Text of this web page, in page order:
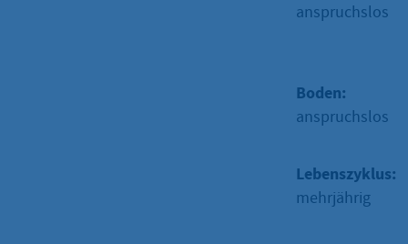
anspruchslos
Boden:
anspruchslos
Lebenszyklus:
mehrjährig